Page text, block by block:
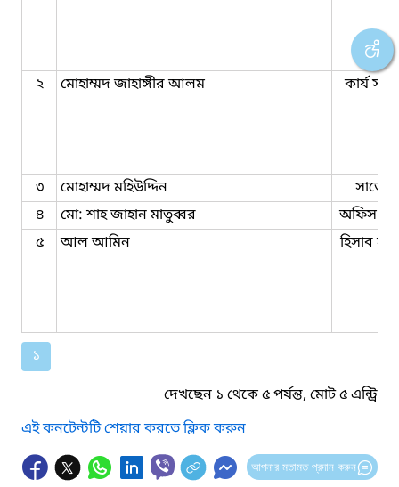
২ মোহাম্মদ জাহাঙ্গীর আলম কার্য
৩ মোহাম্মদ মহিউদ্দিন
৪
মো: শাহ জাহান মাতুব্বর
অফিস
৫
আল আমিন হিসাব
১
দেখছেন ১ থেকে ৫ পর্যন্ত, মোট ৫ এন্ট্রি
এই কনটেন্টটি শেয়ার করতে ক্লিক করুন
আপনার মতামত প্রদান করুন